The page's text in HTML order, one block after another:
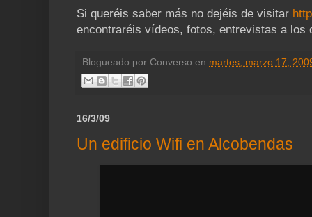
Si queréis saber más no dejéis de visitar
encontraréis vídeos, fotos, entrevistas a los
Blogueado por Converso en martes, marzo 17,
16/3/09
Un edificio Wifi en Alcobendas